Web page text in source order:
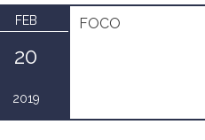
FEB
20
2019
FOCO